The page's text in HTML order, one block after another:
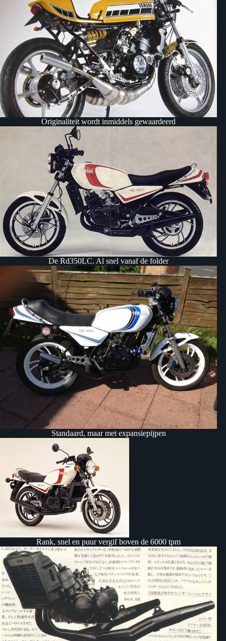
Originaliteit wordt inmiddels gewaardeerd
De Rd350LC. Al snel vanaf de folder
Standaard, maar met expansiepijpen
Rank, snel en puur vergif boven de 6000 tpm